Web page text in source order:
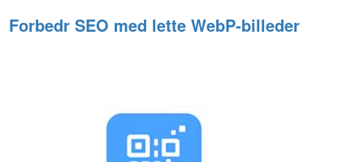
Forbedr SEO med lette WebP‑billeder